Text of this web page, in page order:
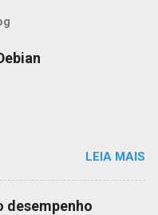
LEIA MAIS
desempenho